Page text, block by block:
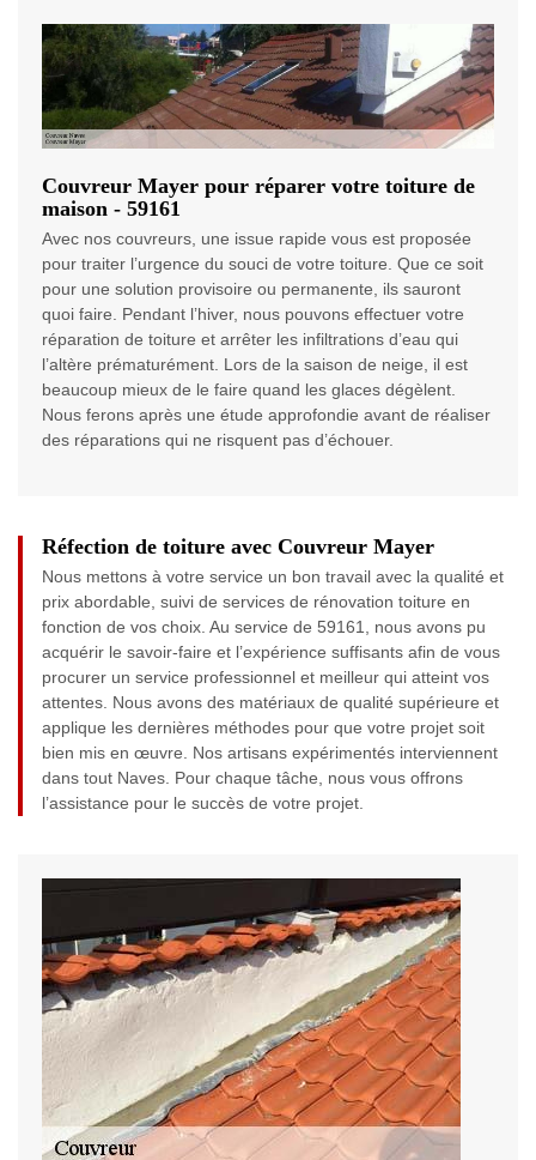
Couvreur Mayer pour réparer votre toiture de
maison - 59161
Avec nos couvreurs, une issue rapide vous est proposée
pour traiter l’urgence du souci de votre toiture. Que ce soit
pour une solution provisoire ou permanente, ils sauront
quoi faire. Pendant l’hiver, nous pouvons effectuer votre
réparation de toiture et arrêter les infiltrations d’eau qui
l’altère prématurément. Lors de la saison de neige, il est
beaucoup mieux de le faire quand les glaces dégèlent.
Nous ferons après une étude approfondie avant de réaliser
des réparations qui ne risquent pas d’échouer.
Réfection de toiture avec Couvreur Mayer
Nous mettons à votre service un bon travail avec la qualité et
prix abordable, suivi de services de rénovation toiture en
fonction de vos choix. Au service de 59161, nous avons pu
acquérir le savoir-faire et l’expérience suffisants afin de vous
procurer un service professionnel et meilleur qui atteint vos
attentes. Nous avons des matériaux de qualité supérieure et
applique les dernières méthodes pour que votre projet soit
bien mis en œuvre. Nos artisans expérimentés interviennent
dans tout Naves. Pour chaque tâche, nous vous offrons
l’assistance pour le succès de votre projet.